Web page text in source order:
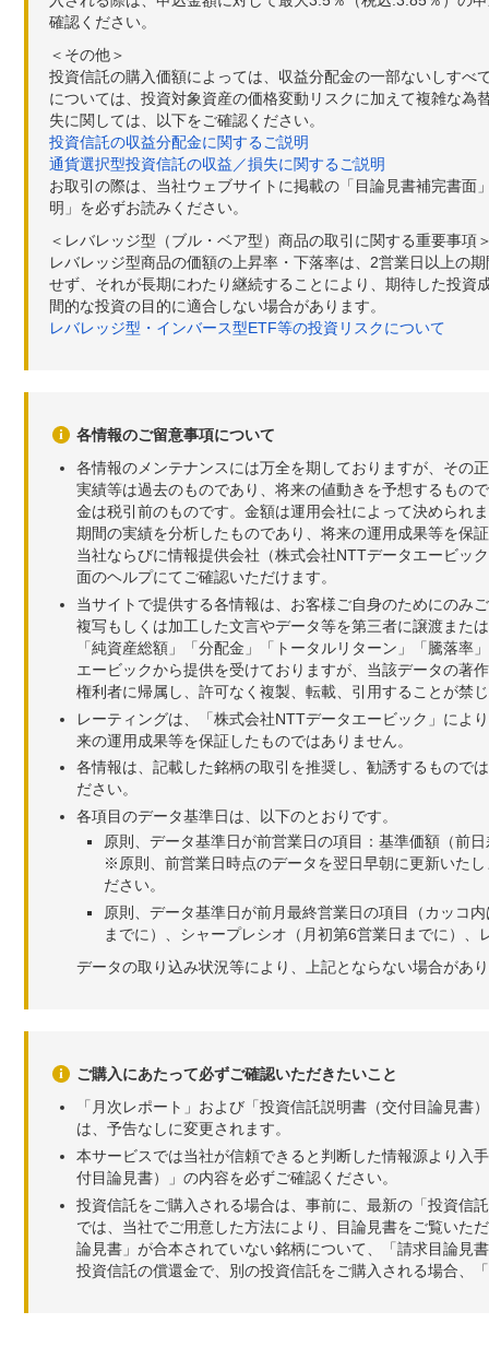
確認ください。
＜その他＞
投資信託の購入価額によっては、収益分配金の一部ないしす
については、投資対象資産の価格変動リスクに加えて複雑な
失に関しては、以下をご確認ください。
投資信託の収益分配金に関するご説明
通貨選択型投資信託の収益／損失に関するご説明
お取引の際は、当社ウェブサイトに掲載の「目論見書補完書
明」を必ずお読みください。
＜レバレッジ型（ブル・ベア型）商品の取引に関する重要事項
レバレッジ型商品の価額の上昇率・下落率は、2営業日以上の
せず、それが長期にわたり継続することにより、期待した投
間的な投資の目的に適合しない場合があります。
レバレッジ型・インバース型ETF等の投資リスクについて
各情報のご留意事項について
各情報のメンテナンスには万全を期しておりますが、その
実績等は過去のものであり、将来の値動きを予想するもの
金は税引前のものです。金額は運用会社によって決められ
期間の実績を分析したものであり、将来の運用成果等を保
当社ならびに情報提供会社（株式会社NTTデータエービッ
面のヘルプにてご確認いただけます。
当サイトで提供する各情報は、お客様ご自身のためにのみ
複写もしくは加工した文言やデータ等を第三者に譲渡また
「純資産総額」「分配金」「トータルリターン」「騰落
エービックから提供を受けておりますが、当該データの著
権利者に帰属し、許可なく複製、転載、引用することが禁
レーティングは、「株式会社NTTデータエービック」によ
来の運用成果等を保証したものではありません。
各情報は、記載した銘柄の取引を推奨し、勧誘するもので
ださい。
各項目のデータ基準日は、以下のとおりです。
原則、データ基準日が前営業日の項目：基準価額（前
※原則、前営業日時点のデータを翌日早朝に更新いた
ださい。
原則、データ基準日が前月最終営業日の項目（カッコ
までに）、シャープレシオ（月初第6営業日までに）
データの取り込み状況等により、上記とならない場合があ
ご購入にあたって必ずご確認いただきたいこと
「月次レポート」および「投資信託説明書（交付目論見
は、予告なしに変更されます。
本サービスでは当社が信頼できると判断した情報源より入
付目論見書）」の内容を必ずご確認ください。
投資信託をご購入される場合は、事前に、最新の「投資信
では、当社でご用意した方法により、目論見書をご覧いた
論見書」が合本されていない銘柄について、「請求目論見
投資信託の償還金で、別の投資信託をご購入される場合、